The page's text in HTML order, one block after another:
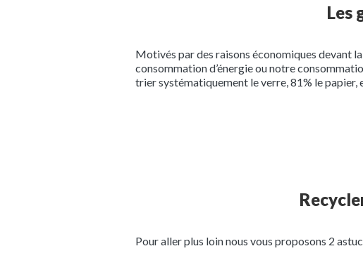
Les
Motivés par des raisons économiques devant
consommation d’énergie ou notre
trier systématiquement le verre, 81% le papier,
Pour aller plus loin nous vous proposons 2